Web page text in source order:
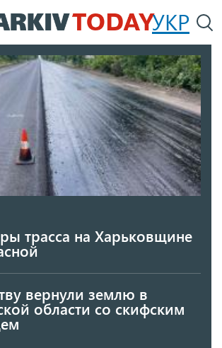
Перейти
к
содержанию
УКР
трасса на Харьковщине
вернули землю в
области со скифским